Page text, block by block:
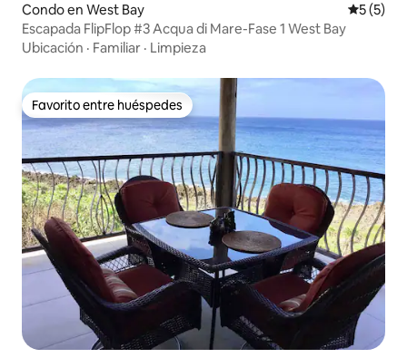
Condo en West Bay
5 (5)
Escapada FlipFlop #3 Acqua di Mare-Fase 1 West Bay
Ubicación · Familiar · Limpieza
Favorito entre huéspedes
Favorito entre huéspedes